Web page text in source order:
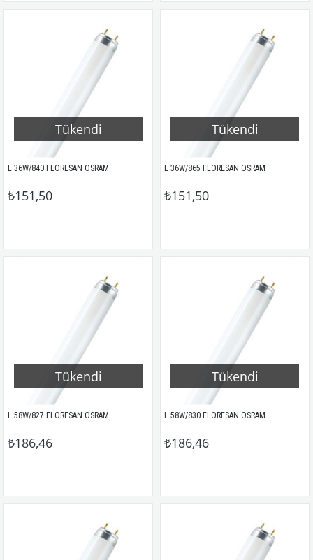
Tükendi
L 36W/840 FLORESAN OSRAM
₺151,50
Tükendi
L 36W/865 FLORESAN OSRAM
₺151,50
Tükendi
L 58W/827 FLORESAN OSRAM
₺186,46
Tükendi
L 58W/830 FLORESAN OSRAM
₺186,46